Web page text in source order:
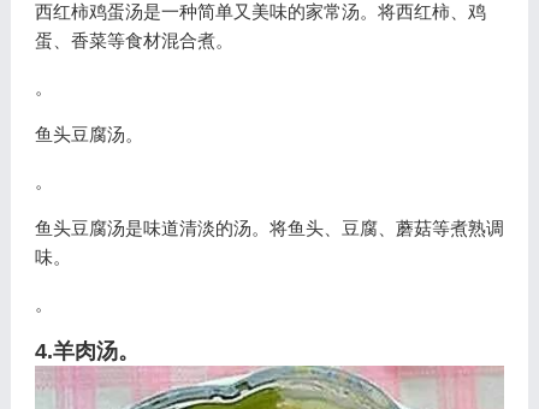
西红柿鸡蛋汤是一种简单又美味的家常汤。将西红柿、鸡
蛋、香菜等食材混合煮。
。
鱼头豆腐汤。
。
鱼头豆腐汤是味道清淡的汤。将鱼头、豆腐、蘑菇等煮熟调
味。
。
4.羊肉汤。